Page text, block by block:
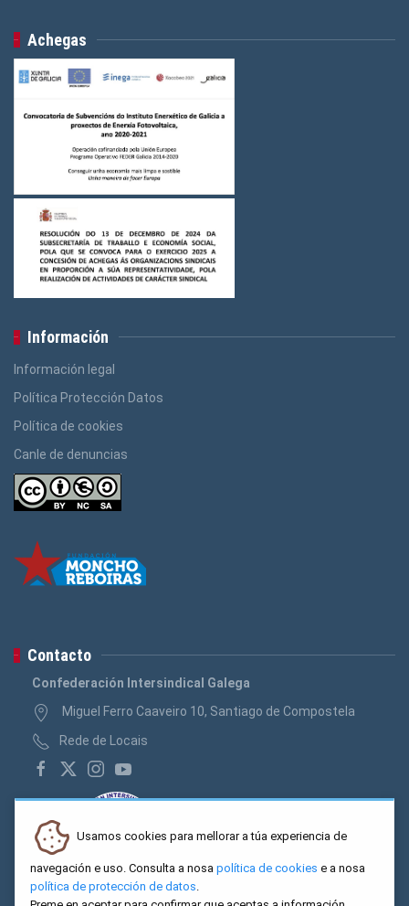
Achegas
Información
Información legal
Política Protección Datos
Política de cookies
Canle de denuncias
Contacto
Confederación Intersindical Galega
Miguel Ferro Caaveiro 10, Santiago de Compostela
Rede de Locais
Usamos cookies para mellorar a túa experiencia de
navegación e uso. Consulta a nosa política de cookies e a nosa
política de protección de datos.